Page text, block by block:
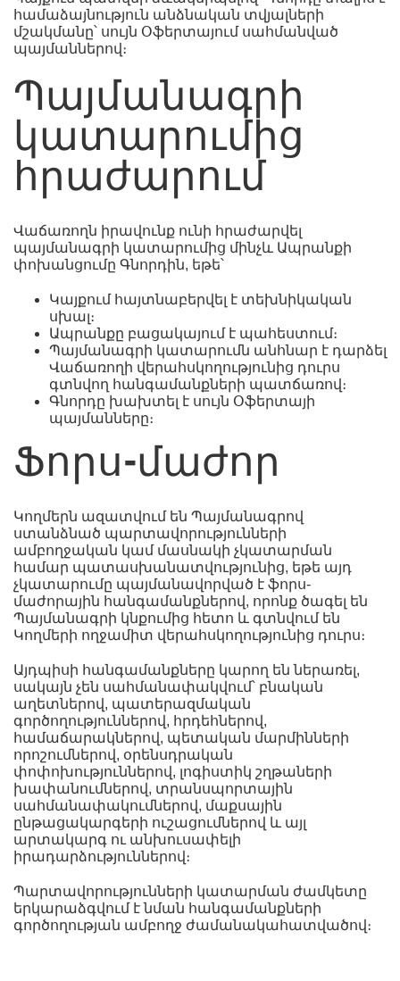
համաձայնություն անձնական տվյալների
մշակմանը՝ սույն Օֆերտայում սահմանված
պայմաններով։
Պայմանագրի
կատարումից
հրաժարում
Վաճառողն իրավունք ունի հրաժարվել
պայմանագրի կատարումից մինչև Ապրանքի
փոխանցումը Գնորդին, եթե՝
Կայքում հայտնաբերվել է տեխնիկական
սխալ։
Ապրանքը բացակայում է պահեստում։
Պայմանագրի կատարումն անհնար է դարձել
Վաճառողի վերահսկողությունից դուրս
գտնվող հանգամանքների պատճառով։
Գնորդը խախտել է սույն Օֆերտայի
պայմանները։
Ֆորս-մաժոր
Կողմերն ազատվում են Պայմանագրով
ստանձնած պարտավորությունների
ամբողջական կամ մասնակի չկատարման
համար պատասխանատվությունից, եթե այդ
չկատարումը պայմանավորված է ֆորս-
մաժորային հանգամանքներով, որոնք ծագել են
Պայմանագրի կնքումից հետո և գտնվում են
Կողմերի ողջամիտ վերահսկողությունից դուրս։
Այդպիսի հանգամանքները կարող են ներառել,
սակայն չեն սահմանափակվում՝ բնական
աղետներով, պատերազմական
գործողություններով, հրդեհներով,
համաճարակներով, պետական մարմինների
որոշումներով, օրենսդրական
փոփոխություններով, լոգիստիկ շղթաների
խափանումներով, տրանսպորտային
սահմանափակումներով, մաքսային
ընթացակարգերի ուշացումներով և այլ
արտակարգ ու անխուսափելի
իրադարձություններով։
Պարտավորությունների կատարման ժամկետը
երկարաձգվում է նման հանգամանքների
գործողության ամբողջ ժամանակահատվածով։